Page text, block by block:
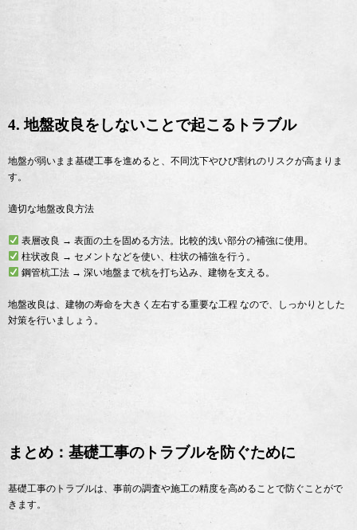
4. 地盤改良をしないことで起こるトラブル
地盤が弱いまま基礎工事を進めると、不同沈下やひび割れのリスクが高まりま
す。
適切な地盤改良方法
表層改良 → 表面の土を固める方法。比較的浅い部分の補強に使用。
柱状改良 → セメントなどを使い、柱状の補強を行う。
鋼管杭工法 → 深い地盤まで杭を打ち込み、建物を支える。
地盤改良は、建物の寿命を大きく左右する重要な工程 なので、しっかりとした
対策を行いましょう。
まとめ：基礎工事のトラブルを防ぐために
基礎工事のトラブルは、事前の調査や施工の精度を高めることで防ぐことがで
きます。